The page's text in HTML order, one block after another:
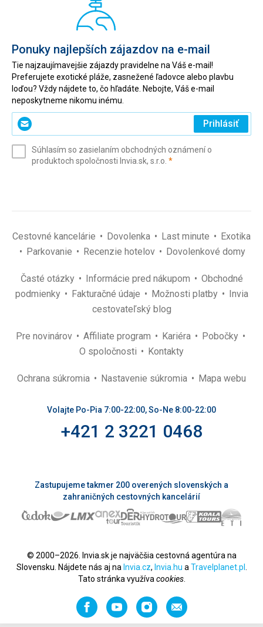
Ponuky najlepších zájazdov na e-mail
Tie najzaujímavejšie zájazdy pravidelne na Váš e-mail!
Preferujete exotické pláže, zasnežené ľadovce alebo plavbu
loďou? Vždy nájdete to, čo hľadáte. Nebojte, Váš e-mail
neposkytneme nikomu inému.
Zadajte
svoj
(povinné)
Prihlásiť
Súhlasím so zasielaním obchodných oznámení o
produktoch spoločnosti Invia.sk, s.r.o. *(povinné)
Cestovné kancelárie Dovolenka Last minute
Exotika
Parkovanie
Recenzie hotelov Dovolenkové domy
Časté otázky Informácie pred nákupom
Obchodné
podmienky
Fakturačné údaje Možnosti platby
Invia
cestovateľský blog
Pre novinárov Affiliate program Kariéra
Pobočky
O spoločnosti
Kontakty
Ochrana súkromia Nastavenie súkromia Mapa webu
Volajte Po-Pia 7:00-22:00, So-Ne 8:00-22:00
+421 2 3221 0468
Zastupujeme takmer 200 overených slovenských a
zahraničných cestovných kancelárií
© 2000–2026. Invia.sk je najväčšia cestovná agentúra na
Slovensku. Nájdete nás aj na Invia.cz, Invia.hu a Travelplanet.pl
Tato stránka využíva cookies.
FacebookYouTubeInstagramOdporučiť